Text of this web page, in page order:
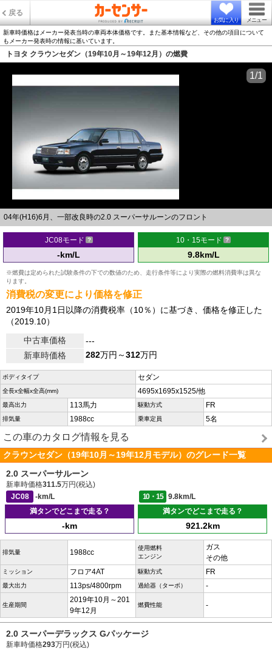
戻る
お気に入り メニュー
新車時価格はメーカー発表当時の車両本体価格です。また基本情報など、その他の項目について
もメーカー発表時の情報に基いています。
トヨタ クラウンセダン（19年10月～19年12月）の燃費
04年(H16)6月、一部改良時の2.0 スーパーサルーンのフロント
1/1
JC08モード
-km/L
10・15モード
9.8km/L
※燃費は定められた試験条件の下での数値のため、走行条件等により実際の燃料消費率は異な
ります。
消費税の変更により価格を修正
2019年10月1日以降の消費税率（10％）に基づき、価格を修正した
（2019.10）
中古車価格
---
新車時価格
282万円～312万円
ボディタイプ セダン
全長x全幅x全高(mm) 4695x1695x1525/他
最高出力 113馬力 駆動方式 FR
排気量 1988cc 乗車定員 5名
この車のカタログ情報を見る
クラウンセダン（19年10月～19年12月モデル）のグレード一覧
2.0 スーパーサルーン
新車時価格311.5万円(税込)
JC08
-km/L 10・15
9.8km/L
満タンでどこまで走る？
-km
満タンでどこまで走る？
921.2km
排気量 1988cc
使用燃料
エンジン
ガス
その他
ミッション フロア4AT 駆動方式 FR
最大出力 113ps/4800rpm 過給器（ターボ） -
生産期間
2019年10月～201
9年12月
燃費性能 -
2.0 スーパーデラックス Gパッケージ
新車時価格293万円(税込)